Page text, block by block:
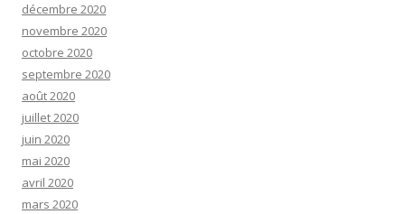
décembre 2020
novembre 2020
octobre 2020
septembre 2020
août 2020
juillet 2020
juin 2020
mai 2020
avril 2020
mars 2020